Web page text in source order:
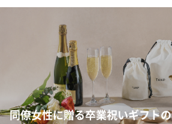
同僚女性に贈る卒業祝いギフト